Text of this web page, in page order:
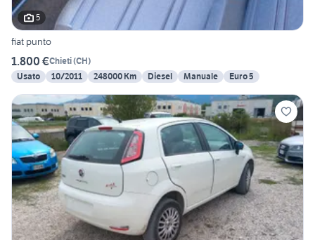
5
fiat punto
1.800 €Chieti(CH)
Usato
10/2011 248000 Km Diesel Manuale Euro 5